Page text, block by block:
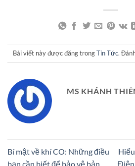
Bài viết này được đăng trongTin Tức.
MS KHÁNH
Bí mật về khí CO: Những điều
bạn cần biết để bảo vệ bản
Điện